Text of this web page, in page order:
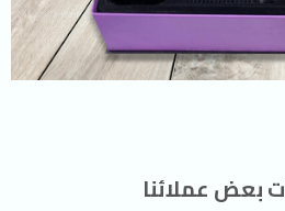
بعض عملائنا